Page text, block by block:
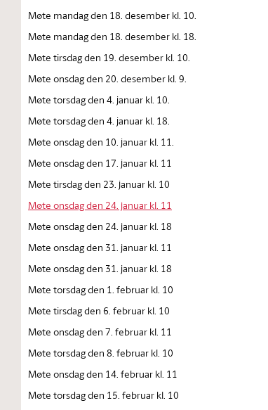
Møte mandag den 18. desember kl. 10.
Møte mandag den 18. desember kl. 18.
Møte tirsdag den 19. desember kl. 10.
Møte onsdag den 20. desember kl. 9.
Møte torsdag den 4. januar kl. 10.
Møte torsdag den 4. januar kl. 18.
Møte onsdag den 10. januar kl. 11.
Møte onsdag den 17. januar kl. 11
Møte tirsdag den 23. januar kl. 10
Møte onsdag den 24. januar kl. 11
Møte onsdag den 24. januar kl. 18
Møte onsdag den 31. januar kl. 11
Møte onsdag den 31. januar kl. 18
Møte torsdag den 1. februar kl. 10
Møte tirsdag den 6. februar kl. 10
Møte onsdag den 7. februar kl. 11
Møte torsdag den 8. februar kl. 10
Møte onsdag den 14. februar kl. 11
Møte torsdag den 15. februar kl. 10